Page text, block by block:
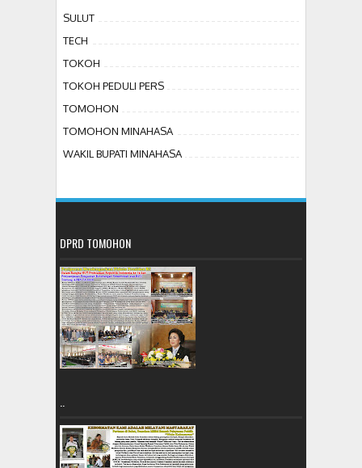
SULUT
TECH
TOKOH
TOKOH PEDULI PERS
TOMOHON
TOMOHON MINAHASA
WAKIL BUPATI MINAHASA
DPRD TOMOHON
..